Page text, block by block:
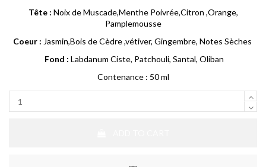
Tête : Noix de Muscade,Menthe Poivrée,Citron ,Orange,
Pamplemousse
Coeur : Jasmin,Bois de Cèdre ,vétiver, Gingembre, Notes Sèches
Fond : Labdanum Ciste, Patchouli, Santal, Oliban
Contenance : 50 ml